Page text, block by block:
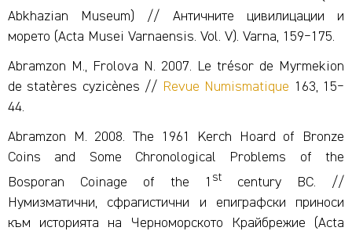
Abkhazian Museum) // Античните цивилицации и
морето (Acta Musei Varnaensis. Vol. V). Varna, 159‒175.
Abramzon M., Frolova N. 2007. Le trésor de Myrmekion
de statères cyzicènes //
Revue Numismatique 163, 15‒
44.
Abramzon M. 2008. The 1961 Kerch Hoard of Bronze
Coins and Some Chronological Problems of the
Bosporan Coinage of the 1 st century BC. //
Нумизматични, сфрагистични и епиграфски приноси
към историята на Черноморското Крайбрежие (Acta